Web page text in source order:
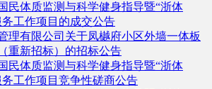
民体质监测与科学健身指导暨“浙体
工作项目的成交公告
理有限公司关于凤樾府小区外墙一体板
重新招标）的招标公告
民体质监测与科学健身指导暨“浙体
工作项目竞争性磋商公告